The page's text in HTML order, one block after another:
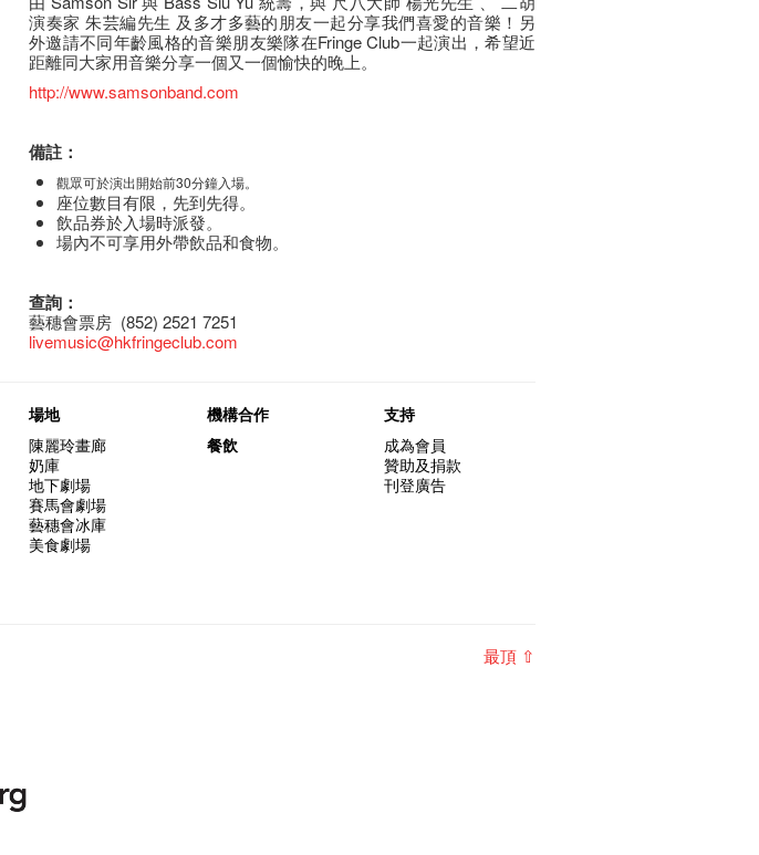
演奏家 朱芸編先生 及多才多藝的朋友一起分享我們喜愛的音樂！另
外邀請不同年齡風格的音樂朋友樂隊在Fringe Club一起演出，希望近
距離同大家用音樂分享一個又一個愉快的晚上。
http://www.samsonband.com
備註：
觀眾可於演出開始前30分鐘入場。
座​位​數目​有​限​，先到先得。
飲品券於入場時派發。
場內不可享用外帶飲品和食物。
查詢：
藝穗會票房 (852) 2521 7251
livemusic@hkfringeclub.com
場地
陳麗玲畫廊
奶庫
地下劇場
賽馬會劇場
藝穗會冰庫
美食劇場
機構合作
餐飲
支持
成為會員
贊助及捐款
刊登廣告
最頂 ⇧